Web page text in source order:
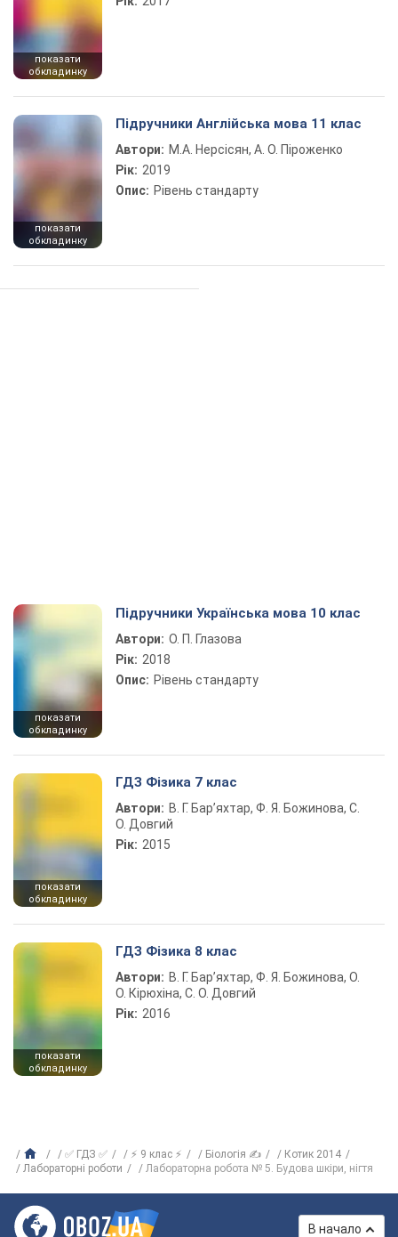
показати
обкладинку
показати
обкладинку
Підручники Англійська мова 11 клас
Автори: М.А. Нерсісян, А. О. Піроженко
Рік: 2019
Опис: Рівень стандарту
показати
обкладинку
Підручники Українська мова 10 клас
Автори: О. П. Глазова
Рік: 2018
Опис: Рівень стандарту
показати
обкладинку
ГДЗ Фізика 7 клас
Автори: В. Г. Бар’яхтар, Ф. Я. Божинова, С.
О. Довгий
Рік: 2015
показати
обкладинку
ГДЗ Фізика 8 клас
Автори: В. Г. Бар’яхтар, Ф. Я. Божинова, О.
О. Кірюхіна, С. О. Довгий
Рік: 2016
✅ ГДЗ ✅ ⚡ 9 клас ⚡ Біологія ✍
Котик 2014
Лабораторні роботи
Лабораторна робота № 5. Будова шкіри, нігтя
В начало